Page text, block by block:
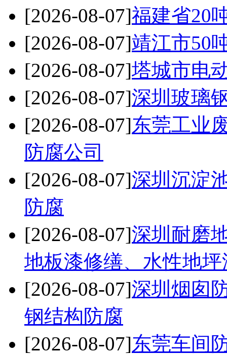
[2026-08-07]福建省20
[2026-08-07]靖江市50
[2026-08-07]塔城市电
[2026-08-07]深圳玻璃
[2026-08-07]东莞工业
防腐公司
[2026-08-07]深圳沉淀
防腐
[2026-08-07]深圳耐磨
地板漆修缮、水性地
[2026-08-07]深圳烟囱
钢结构防腐
[2026-08-07]东莞车间